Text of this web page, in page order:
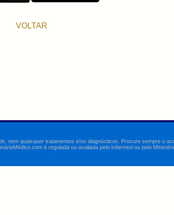
VOLTAR
nem quaisquer tratamentos e/ou diagnósticos. Procure sempre o
é regulada ou avaliada pelo Infarmed ou pelo